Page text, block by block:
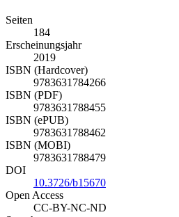
Seiten
184
Erscheinungsjahr
2019
ISBN (Hardcover)
9783631784266
ISBN (PDF)
9783631788455
ISBN (ePUB)
9783631788462
ISBN (MOBI)
9783631788479
DOI
10.3726/b15670
Open Access
CC-BY-NC-ND